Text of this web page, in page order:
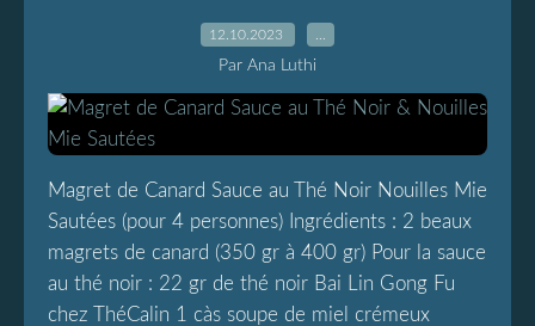
12.10.2023
Par Ana Luthi
Magret de Canard Sauce au Thé Noir Nouilles Mie
Sautées (pour 4 personnes) Ingrédients : 2 beaux
magrets de canard (350 gr à 400 gr) Pour la sauce
au thé noir : 22 gr de thé noir Bai Lin Gong Fu
chez ThéCalin 1 càs soupe de miel crémeux